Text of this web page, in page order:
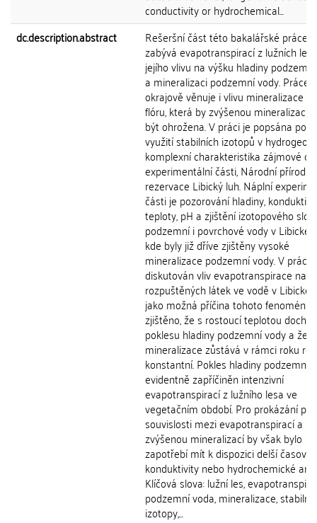
conductivity or hydrochemical...
dc.description.abstract
Rešeršní část této bakalářské práce
zabývá evapotranspirací z lužních
jejího vlivu na výšku hladiny
a mineralizaci podzemní vody. Práce
okrajově věnuje i vlivu mineralizace
flóru, která by zvýšenou mineralizací
být ohrožena. V práci je popsána
využití stabilních izotopů v
komplexní charakteristika zájmové
experimentální části, Národní přírodní
rezervace Libický luh. Náplní
části je pozorování hladiny,
teploty, pH a zjištění izotopového
podzemní i povrchové vody v
kde byly již dříve zjištěny vysoké
mineralizace podzemní vody. V práci
diskutován vliv evapotranspirace na
rozpuštěných látek ve vodě v
jako možná příčina tohoto fenoménu.
zjištěno, že s rostoucí teplotou
poklesu hladiny podzemní vody a že
mineralizace zůstává v rámci roku
konstantní. Pokles hladiny podzemní
evidentně zapříčiněn intenzivní
evapotranspirací z lužního lesa ve
vegetačním období. Pro prokázání
souvislosti mezi evapotranspirací a
zvýšenou mineralizací by však bylo
zapotřebí mít k dispozici delší časové
konduktivity nebo hydrochemické
Klíčová slova: lužní les,
podzemní voda, mineralizace, stabilní
izotopy,...